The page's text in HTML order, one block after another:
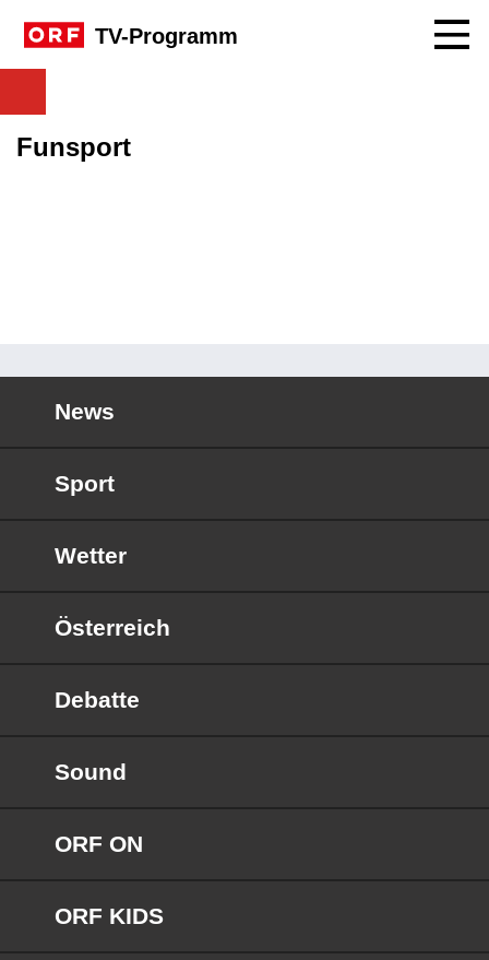
TV-Programm
Funsport
News
Sport
Wetter
Österreich
Debatte
Sound
ORF ON
ORF KIDS